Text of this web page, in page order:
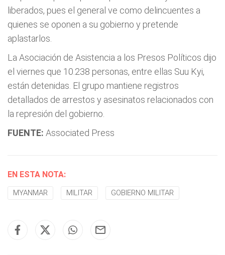
liberados, pues el general ve como delincuentes a
quienes se oponen a su gobierno y pretende
aplastarlos.
La Asociación de Asistencia a los Presos Políticos dijo
el viernes que 10.238 personas, entre ellas Suu Kyi,
están detenidas. El grupo mantiene registros
detallados de arrestos y asesinatos relacionados con
la represión del gobierno.
FUENTE: Associated Press
EN ESTA NOTA:
MYANMAR MILITAR GOBIERNO MILITAR